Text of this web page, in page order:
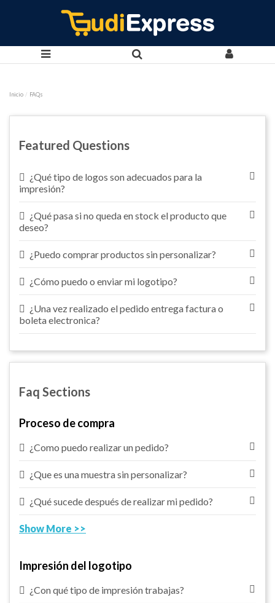
Inicio FAQs
Featured Questions
¿Qué tipo de logos son adecuados para la
impresión?
¿Qué pasa si no queda en stock el producto que
deseo?
¿Puedo comprar productos sin personalizar?
¿Cómo puedo o enviar mi logotipo?
¿Una vez realizado el pedido entrega factura o
boleta electronica?
Faq Sections
Proceso de compra
¿Como puedo realizar un pedido?
¿Que es una muestra sin personalizar?
¿Qué sucede después de realizar mi pedido?
Show More >>
Impresión del logotipo
¿Con qué tipo de impresión trabajas?